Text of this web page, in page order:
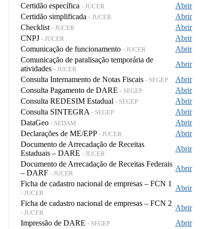
Certidão específica - JUCER
Abrir
Certidão simplificada - JUCER
Abrir
Checklist - JUCER
Abrir
CNPJ - JUCER
Abrir
Comunicação de funcionamento - JUCER
Abrir
Comunicação de paralisação temporária de
atividades - JUCER
Abrir
Consulta Internamento de Notas Fiscais - SEGEP
Abrir
Consulta Pagamento de DARE - SEGEP
Abrir
Consulta REDESIM Estadual - SEGEP
Abrir
Consulta SINTEGRA - SEGEP
Abrir
DataGeo - SEDAM
Abrir
Declarações de ME/EPP - JUCER
Abrir
Documento de Arrecadação de Receitas
Estaduais – DARE - JUCER
Abrir
Documento de Arrecadação de Receitas Federais
– DARF - JUCER
Abrir
Ficha de cadastro nacional de empresas – FCN 1
- JUCER
Abrir
Ficha de cadastro nacional de empresas – FCN 2
- JUCER
Abrir
Impressão de DARE - SEGEP
Abrir